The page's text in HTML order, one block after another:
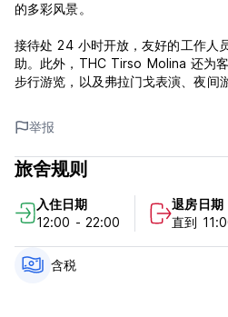
的多彩风景。
接待处 24 小时开放，友好的工作人
助。此外，THC Tirso Molina 还为
步行游览，以及弗拉门戈表演、夜间
请注意：
取消政策：抵达前 48 小时。如果延
入住时间 13:00 起
11:00前退房。
举报
旅舍规则
入住日期
12:00 - 22:00
退房日期
直到
含税